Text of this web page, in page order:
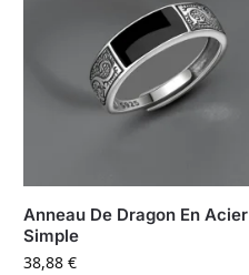
Anneau De Dragon En Acier
Simple
38,88 €